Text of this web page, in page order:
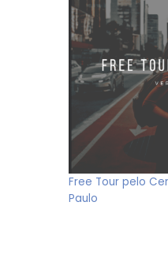
Free Tour pelo
Paulo